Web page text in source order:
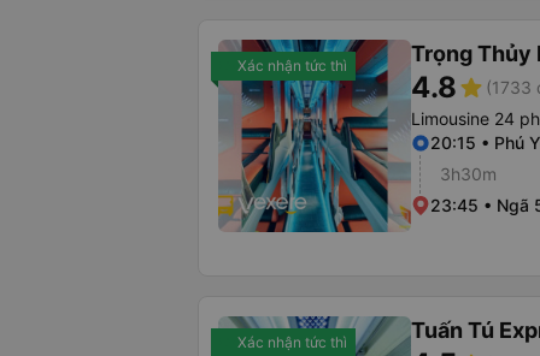
Xác nhận tức thì Trọng Thủy
4.8star (1733
Limousine 24
20:15 • Phú
3h30m
23:45 • Ngã
Xác nhận tức thì Tuấn Tú